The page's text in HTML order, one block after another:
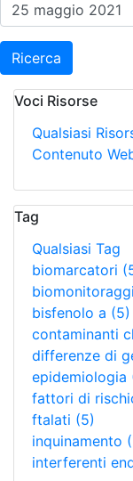
Ricerca
Voci Risorse
Qualsiasi
Contenuto
Tag
Qualsiasi Tag
biomarcatori
bisfenolo a (5)
contaminanti
differenze di
epidemiologia
fattori di
ftalati (5)
inquinamento
interferenti